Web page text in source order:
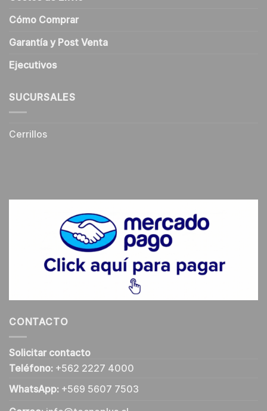
Cómo Comprar
Garantía y Post Venta
Ejecutivos
SUCURSALES
Cerrillos
CONTACTO
Solicitar contacto
Teléfono: +562 2227 4000
WhatsApp: +569 5607 7503